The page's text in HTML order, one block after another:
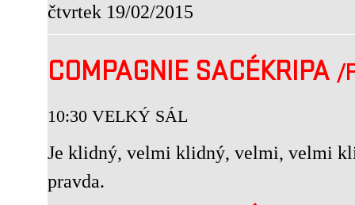
čtvrtek 19/02/2015
COMPAGNIE SACÉKRIPA /
10:30 VELKÝ SÁL
Je klidný, velmi klidný, velmi, velmi
pravda.